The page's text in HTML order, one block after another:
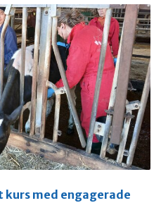
kurs med engagerade